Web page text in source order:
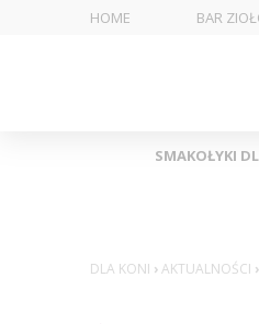
HOME BAR
SMAKOŁYKI
DLA KONI ›AKTUALNOŚCI ›